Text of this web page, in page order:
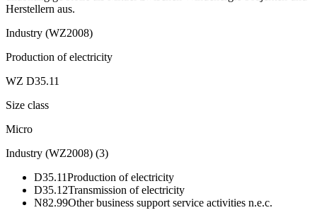
Herstellern aus.
Industry (WZ2008)
Production of electricity
WZ D35.11
Size class
Micro
Industry (WZ2008) (3)
D35.11Production of electricity
D35.12Transmission of electricity
N82.99Other business support service activities n.e.c.